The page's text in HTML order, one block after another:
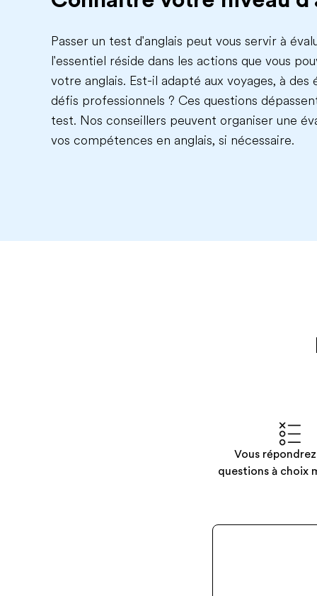
Passer un test d'anglais peut vous servir à
l'essentiel réside dans les actions que vous
votre anglais. Est-il adapté aux voyages, à des
défis professionnels ? Ces questions
test. Nos conseillers peuvent organiser une
vos compétences en anglais, si nécessaire.
Vous
questions à choix